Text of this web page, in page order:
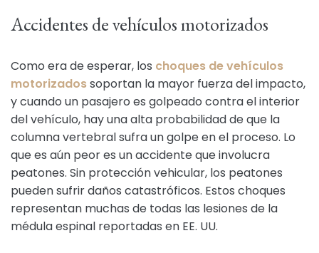
Accidentes de vehículos motorizados
Como era de esperar, los choques de vehículos
motorizadossoportan la mayor fuerza del impacto,
y cuando un pasajero es golpeado contra el interior
del vehículo, hay una alta probabilidad de que la
columna vertebral sufra un golpe en el proceso. Lo
que es aún peor es un accidente que involucra
peatones. Sin protección vehicular, los peatones
pueden sufrir daños catastróficos. Estos choques
representan muchas de todas las lesiones de la
médula espinal reportadas en EE. UU.